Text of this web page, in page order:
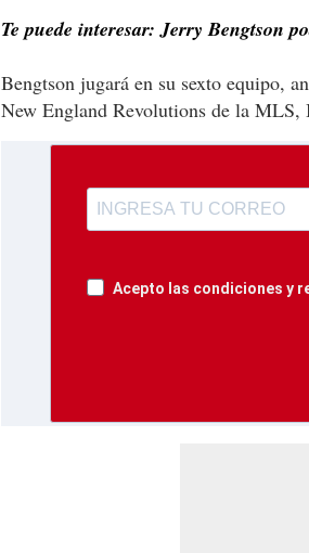
Te puede interesar: Jerry Bengtson
Bengtson jugará en su sexto equipo,
New England Revolutions de la MLS,
Acepto las condiciones y